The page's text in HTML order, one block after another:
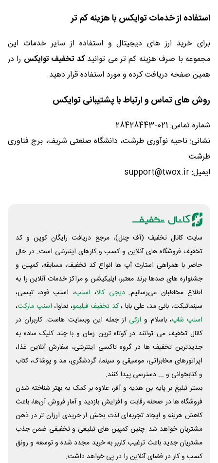
استفاده از خدمات توایکس با هزینه کم تر
برای خرید ارز های دیجیتال و استفاده از سایر خدمات این
مجموعه با صرف هزینه کم تر می توانیدکد تخفیف توایکس را در
همین صفحه دریافت کرده و مورد استفاده قرار دهید.
روش های تماس و ارتباط با پشتیبانی توایکس
شماره تماس: 021-28428443
نشانی: ناحیه نوآوری طرشت، دانشگاه صنعتی شریف، برج فناوری
طرشت
ایمیل: support@twox.ir
سایت کانال تخفیف (آف چنل)، مرجع دریافت رایگان کوپن و کد
تخفیف فروشگاه های آنلاین و کسب و‌ کارهای اینترنتی است. در حال
حاضر با همراهی استارت آپ ها انواع کد تخفیف، مسابقه، کمپین و
جشنواره های صدها برند معتبر، اپلیکیشن و مراکز خدمات آنلاین را به
اطلاع مخاطبان می‌رسانیم. دیجی کالا، اسنپ، اسنپ فود، تپسی،
سینماتیکت، بانی مد، علی‌ بابا ،کد تخفیف فیلیمو، نماوا، اسنپ مارکت،
اسنپ شاپ، باسلام و ازکی از جمله این وبسایت ‌هاست. کاربران در
کانال تخفیف می توانند در کوتاه ترین زمان و با چند کلیک ساده به
جدیدترین تخفیف ها در گروه تاکسی اینترنتی، سفارش آنلاین غذا،
اپراتورهای مخابراتی، موسیقی و سینما، گردشگری، مد و پوشاک، کتاب
و کتابخوانی و ... دسترسی پیدا کنند.
بستر تبلیغ بر پایه بن هدیه و آفر، علاوه بر کمک به بهتر شناخته شدن
فروشگاه ها در صحنه رقابت و افزایش بازدید و آمار فروش آن‌ها، باعث
کاهش هزینه و ایجاد تجربه‌ای لذت بخش از خریدی ارزان تر در ذهن
مشتریان خواهد شد. چنین کمپین های تبلیغی و تخفیفی ضمن جذب
مشتریان جدید باعث ترغیب کاربر به خرید مجدد شده و توسعه و رونق
کسب و کار در فضای آنلاین را در پی خواهد داشت.